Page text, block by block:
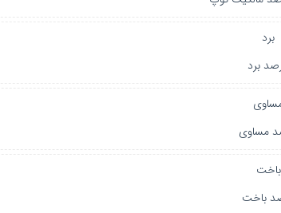
برد
برد
مساوی
باخت
باخت